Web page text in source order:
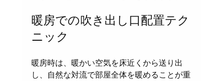
暖房での吹き出し口配置テク
ニック
暖房時は、暖かい空気を床近くから送り出
し、自然な対流で部屋全体を暖めることが重